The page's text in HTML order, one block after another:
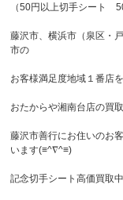
（50円以上切手シート
藤沢市、横浜市（泉区・
市の
お客様満足度地域１番店
おたからや湘南台店の買
藤沢市善行にお住いのお
います(≡^∇^≡)
記念切手シート高価買取